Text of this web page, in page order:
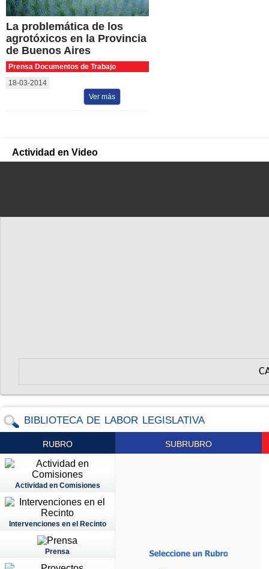
La problemática de los
agrotóxicos en la Provincia
de Buenos Aires
Prensa Documentos de Trabajo
18-03-2014
Ver más
Actividad en Video
BIBLIOTECA DE LABOR LEGISLATIVA
RUBRO
Actividad en Comisiones
Intervenciones en el Recinto
Prensa
SUBRUBRO